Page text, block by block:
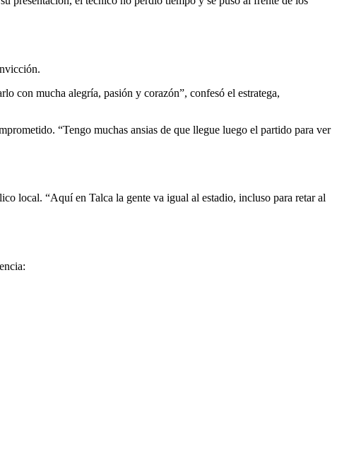
con mucha alegría, pasión y corazón”, confesó el estratega,
“Tengo muchas ansias de que llegue luego el partido para ver
local. “Aquí en Talca la gente va igual al estadio, incluso para retar al